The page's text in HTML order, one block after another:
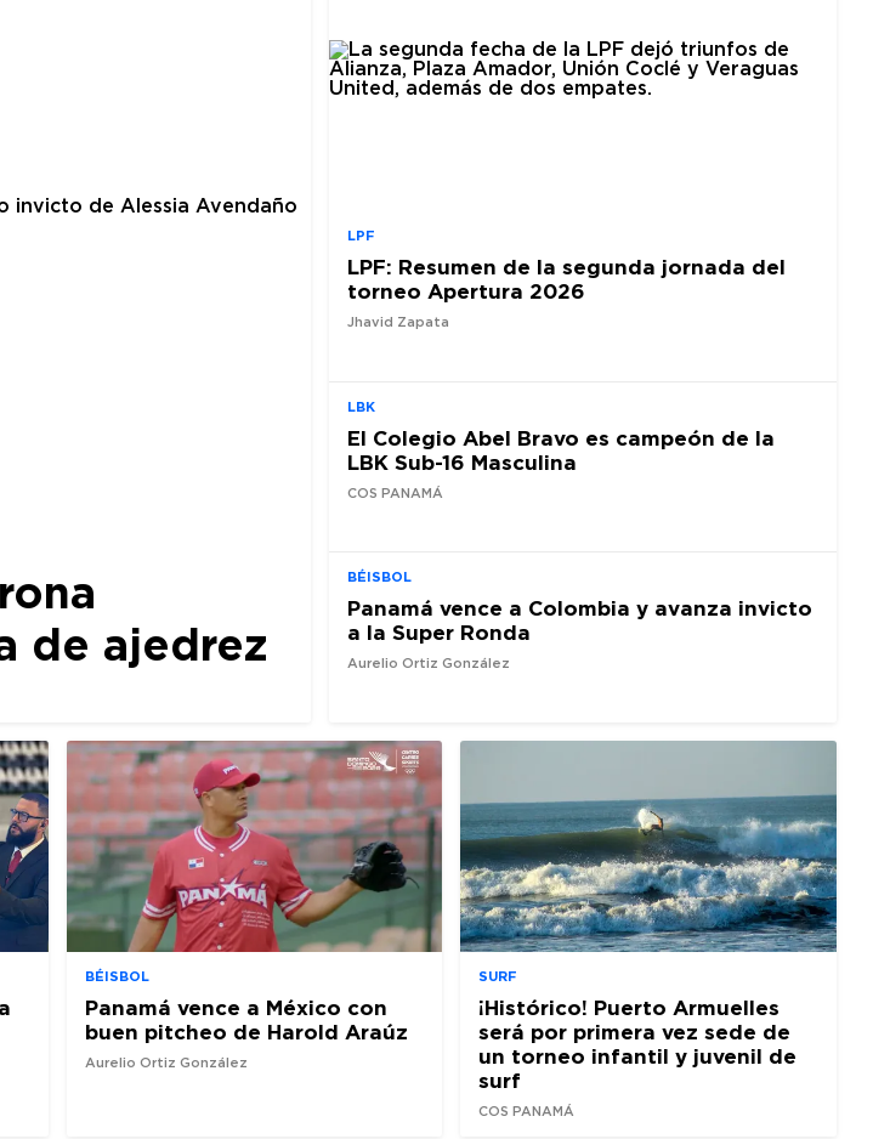
de ajedrez
LPF
LPF: Resumen de la segunda jornada del
torneo Apertura 2026
Jhavid Zapata
LBK
El Colegio Abel Bravo es campeón de la
LBK Sub-16 Masculina
COS PANAMÁ
BÉISBOL
Panamá vence a Colombia y avanza invicto
a la Super Ronda
Aurelio Ortiz González
BÉISBOL
Panamá vence a México con
buen pitcheo de Harold Araúz
Aurelio Ortiz González
SURF
¡Histórico! Puerto Armuelles
será por primera vez sede de
un torneo infantil y juvenil de
surf
COS PANAMÁ